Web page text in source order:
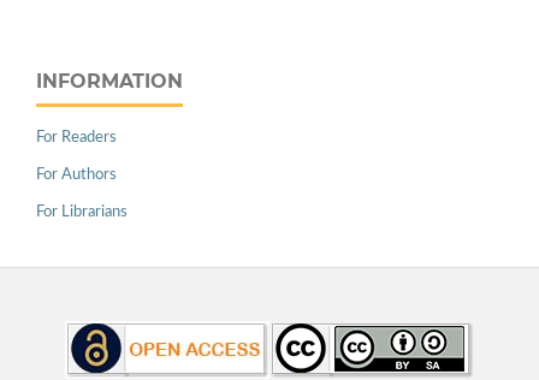
INFORMATION
For Readers
For Authors
For Librarians